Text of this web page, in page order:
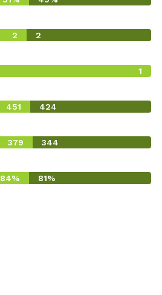
2 2
1
451 424
379 344
84% 81%